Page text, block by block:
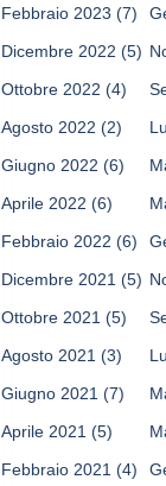
Febbraio 2023 (7)
Dicembre 2022 (5)
Ottobre 2022 (4)
Agosto 2022 (2)
Giugno 2022 (6)
Aprile 2022 (6)
Febbraio 2022 (6)
Dicembre 2021 (5)
Ottobre 2021 (5)
Agosto 2021 (3)
Giugno 2021 (7)
Aprile 2021 (5)
Febbraio 2021 (4)